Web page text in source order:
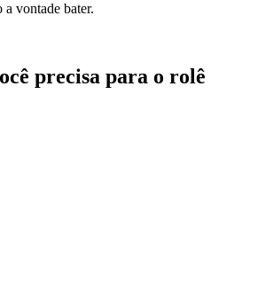
a vontade bater.
precisa para o rolê